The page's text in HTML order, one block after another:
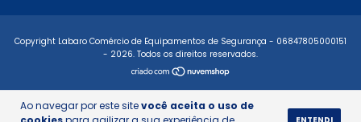
Ao navegar por este sitevocê aceita o uso de
Copyright Labaro Comércio de Equipamentos de Segurança - 06847805000151
- 2026. Todos os direitos reservados.